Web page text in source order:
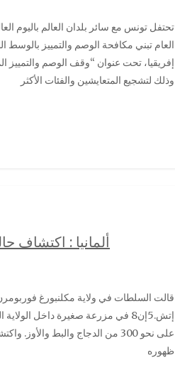
تحتفل تونس مع سائر بلدان العالم باليوم العالمي لمكافحة السيدا الموافق لغرة ديسمبر من كل سنة. وقد اختارت هذا
العام تبني مكافحة الوصم والتمييز
إفريقيا، تحت عنوان “وقف الوصم
وذلك لتشجيع المتعايشين والفئات الأكثر
ألمانيا : اكتشاف
قالت السلطات في ولاية مكلنبورغ فوربومرن الألمانية إنها عثرت على حالة إصابة بسلالة إنفلونزا الطيور شديدة الخطورة
إتش.5إن8 في مزرعة صغيرة داخل
ظهوره